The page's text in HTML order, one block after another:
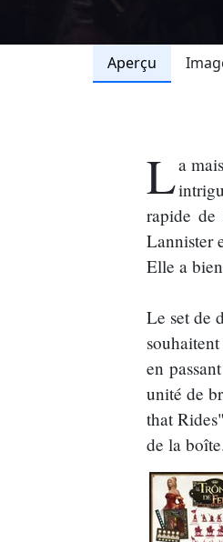
Aperçu
La
rapide de
Lannister
Elle a
Le set de
en
unité de
that
de la